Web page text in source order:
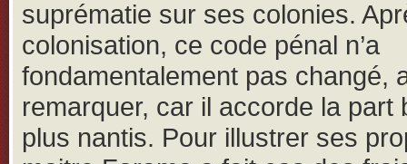
suprématie sur ses colonies.
colonisation, ce code pénal n’a
fondamentalement pas changé,
remarquer, car il accorde la part
plus nantis. Pour illustrer ses